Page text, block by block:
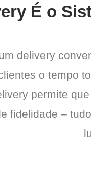
É o
delivery
o tempo
permite
fidelidade –